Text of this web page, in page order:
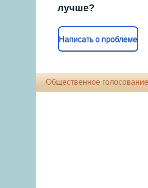
лучше?
Написать о проблеме
Общественное голосование